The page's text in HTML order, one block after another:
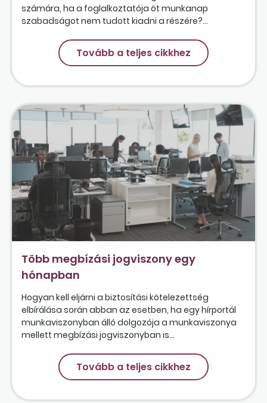
számára, ha a foglalkoztatója öt munkanap
szabadságot nem tudott kiadni a részére?...
Tovább a teljes cikkhez
Több megbízási jogviszony egy
hónapban
Hogyan kell eljárni a biztosítási kötelezettség
elbírálása során abban az esetben, ha egy hírportál
munkaviszonyban álló dolgozója a munkaviszonya
mellett megbízási jogviszonyban is...
Tovább a teljes cikkhez